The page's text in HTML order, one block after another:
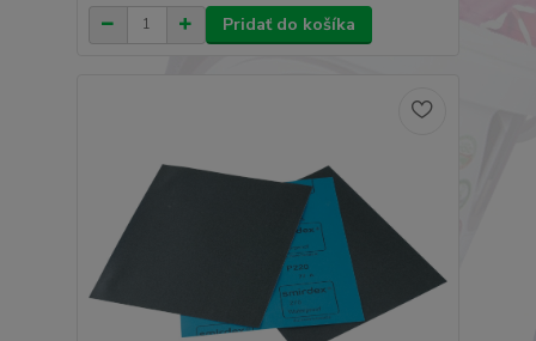
Pridať do košíka